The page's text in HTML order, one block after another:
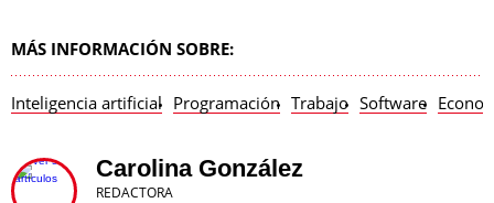
MÁS INFORMACIÓN SOBRE:
Inteligencia artificial Programación Trabajo Software
Carolina González
REDACTORA